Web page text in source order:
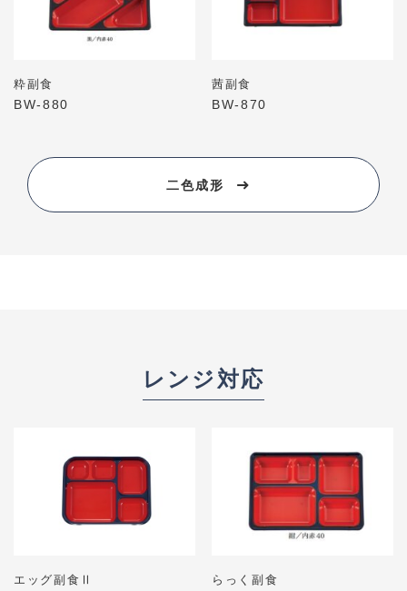
粋副食
BW-880
茜副食
BW-870
二色成形
レンジ対応
エッグ副食Ⅱ らっく副食